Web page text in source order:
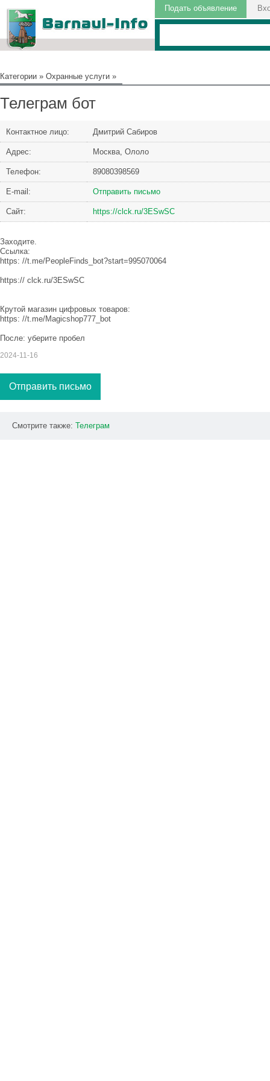
Подать объявление
Категории » Охранные услуги »
Телеграм бот
Контактное лицо: Дмитрий Сабиров
Адрес: Москва, Ололо
Телефон: 89080398569
Е-mail: Отправить письмо
Сайт: https://clck.ru/3ESwSC
Заходите.
Ссылка:
https: //t.me/PeopleFinds_bot?start=995070064
https:// clck.ru/3ESwSC
Крутой магазин цифровых товаров:
https: //t.me/Magicshop777_bot
После: уберите пробел
2024-11-16
Отправить письмо
Смотрите также: Телеграм